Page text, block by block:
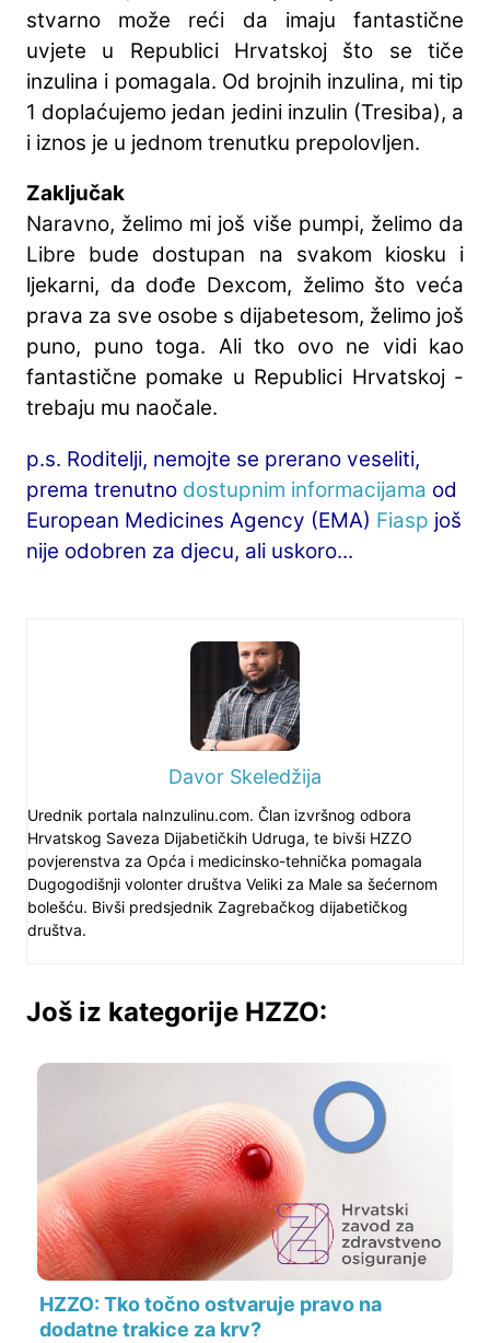
stvarno može reći da imaju fantastične
uvjete u Republici Hrvatskoj što se tiče
inzulina i pomagala. Od brojnih inzulina, mi tip
1 doplaćujemo jedan jedini inzulin (Tresiba), a
i iznos je u jednom trenutku prepolovljen.
Zaključak
Naravno, želimo mi još više pumpi, želimo da
Libre bude dostupan na svakom kiosku i
ljekarni, da dođe Dexcom, želimo što veća
prava za sve osobe s dijabetesom, želimo još
puno, puno toga. Ali tko ovo ne vidi kao
fantastične pomake u Republici Hrvatskoj -
trebaju mu naočale.
p.s. Roditelji, nemojte se prerano veseliti,
prema trenutno dostupnim informacijama od
European Medicines Agency (EMA) Fiasp još
nije odobren za djecu, ali uskoro...
Davor Skeledžija
Urednik portala naInzulinu.com. Član izvršnog odbora
Hrvatskog Saveza Dijabetičkih Udruga, te bivši HZZO
povjerenstva za Opća i medicinsko-tehnička pomagala
Dugogodišnji volonter društva Veliki za Male sa šećernom
bolešću. Bivši predsjednik Zagrebačkog dijabetičkog
društva.
Još iz kategorije HZZO:
HZZO: Tko točno ostvaruje pravo na
dodatne trakice za krv?